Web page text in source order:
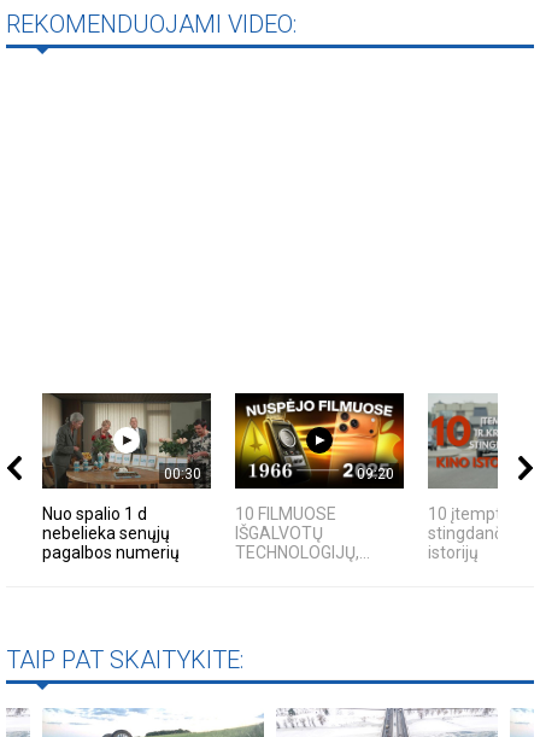
REKOMENDUOJAMI VIDEO:
00:30
Nuo spalio 1 d
nebelieka senųjų
pagalbos numerių
09:20
10 FILMUOSE
IŠGALVOTŲ
TECHNOLOGIJŲ,...
10 įtemptų,
stingdančių
istorijų
TAIP PAT SKAITYKITE: